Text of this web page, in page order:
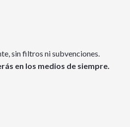
sin filtros ni subvenciones.
en los medios de siempre.